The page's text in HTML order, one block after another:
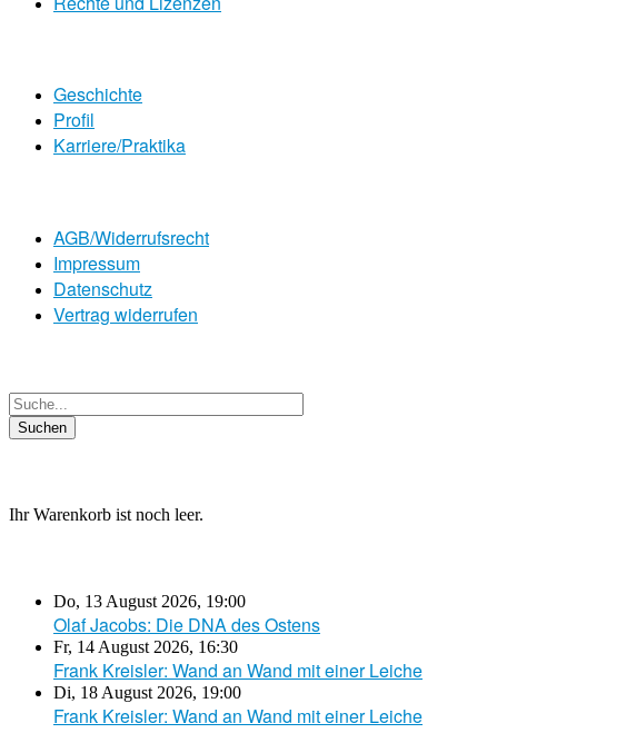
Geschichte
Profil
Karriere/Praktika
AGB/Widerrufsrecht
Impressum
Datenschutz
Vertrag widerrufen
Ihr Warenkorb ist noch leer.
Do, 13 August 2026, 19:00
Olaf Jacobs: Die DNA des Ostens
Fr, 14 August 2026, 16:30
Frank Kreisler: Wand an Wand mit einer Leiche
Di, 18 August 2026, 19:00
Frank Kreisler: Wand an Wand mit einer Leiche